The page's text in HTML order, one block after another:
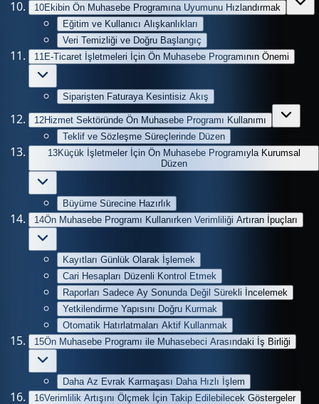
10Ekibin Ön Muhasebe Programına Uyumunu Hızlandırmak
Eğitim ve Kullanıcı Alışkanlıkları
Veri Temizliği ve Doğru Başlangıç
11 E-Ticaret İşletmeleri İçin Ön Muhasebe Programının Önemi
Siparişten Faturaya Kesintisiz Akış
12Hizmet Sektöründe Ön Muhasebe Programı Kullanımı
Teklif ve Sözleşme Süreçlerinde Düzen
13Küçük İşletmeler İçin Ön Muhasebe Programıyla Kurumsal
Düzen
Büyüme Sürecine Hazırlık
14Ön Muhasebe Programı Kullanırken Verimliliği Artıran İpuçları
Kayıtları Günlük Olarak İşlemek
Cari Hesapları Düzenli Kontrol Etmek
Raporları Sadece Ay Sonunda Değil Sürekli İncelemek
Yetkilendirme Yapısını Doğru Kurmak
Otomatik Hatırlatmaları Aktif Kullanmak
15Ön Muhasebe Programı ile Muhasebeci Arasındaki İş Birliği
Daha Az Evrak Karmaşası Daha Hızlı İşlem
16Verimlilik Artışını Ölçmek İçin Takip Edilebilecek Göstergeler